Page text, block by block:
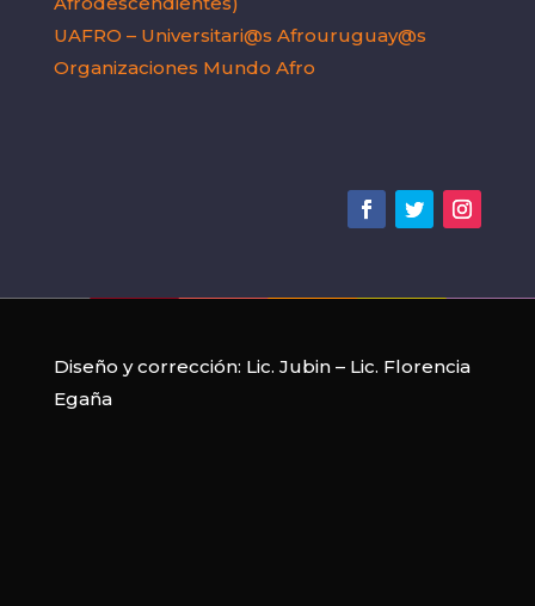
UAFRO – Universitari@s Afrouruguay@s
Organizaciones Mundo Afro
Diseño y corrección: Lic. Jubin– Lic. Florencia
Egaña